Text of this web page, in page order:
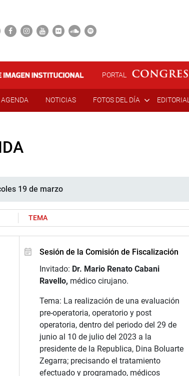
PORTAL
AGENDA NOTICIAS FOTOS DEL DÍA EDITORIAL
19 de marzo
TEMA
Sesión de la Comisión de Fiscalización
Invitado: Dr. Mario Renato Cabani
Ravello, médico cirujano.
Tema: La realización de una evaluación
pre-operatoria, operatorio y post
operatoria, dentro del periodo del 29 de
junio al 10 de julio del 2023 a la
presidente de la Republica, Dina Boluarte
Zegarra; precisando el tratamiento
efectuado y programado, médicos